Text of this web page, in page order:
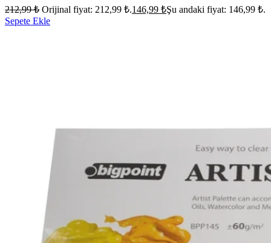
212,99₺ Orijinal fiyat: 212,99 ₺.146,99 ₺Şu andaki fiyat: 146,99 ₺.
Sepete Ekle